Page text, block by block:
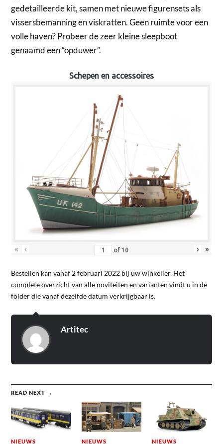
gedetailleerde kit, samen met nieuwe figurensets als
vissersbemanning en viskratten. Geen ruimte voor een
volle haven? Probeer de zeer kleine sleepboot
genaamd een “opduwer”.
Schepen en accessoires
« ‹ of 10 › »
Bestellen kan vanaf 2 februari 2022 bij uw winkelier. Het
complete overzicht van alle noviteiten en varianten vindt u in de
folder die vanaf dezelfde datum verkrijgbaar is.
Artitec
READ NEXT →
NIEUWS NIEUWS NIEUWS